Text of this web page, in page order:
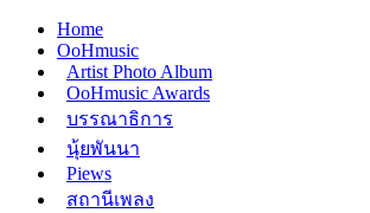
Home
OoHmusic
Artist Photo Album
OoHmusic Awards
บรรณาธิการ
นุ้ยพันนา
Piews
สถานีเพลง